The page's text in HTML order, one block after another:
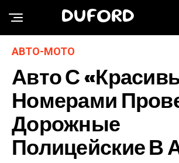
DUFORD
АВТО-МОТО
Авто С
Номерами
Дорожные
Полицейские В